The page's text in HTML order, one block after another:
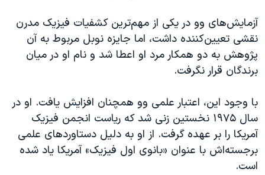
آزمایش‌های وو در یکی از مهم‌ترین کشفیات فیزیک مدرن
نقشی تعیین‌کننده داشت، اما جایزه نوبل مربوط به آن
پژوهش به دو همکار مرد او اعطا شد و نام او در میان
برندگان قرار نگرفت.
با وجود این، اعتبار علمی وو همچنان افزایش یافت. او در
سال ۱۹۷۵ نخستین زنی شد که ریاست انجمن فیزیک
آمریکا را بر عهده گرفت. از او به دلیل دستاوردهای علمی
برجسته‌اش با عنوان «بانوی اول فیزیک» آمریکا یاد شده
است.